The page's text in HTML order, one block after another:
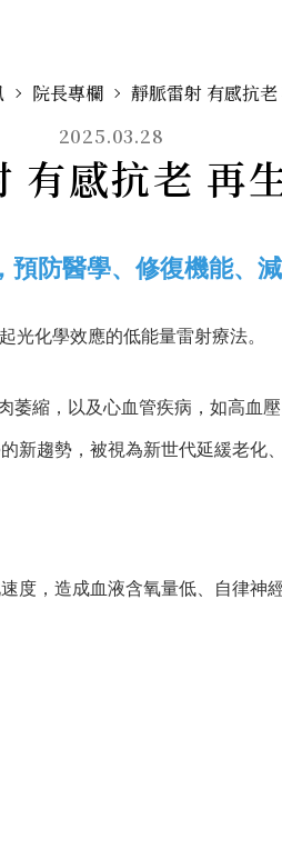
院長專欄
靜脈雷射 有感抗
2025.03.28
有感抗老 再
預防醫學、修復機能、
光化學效應的低能量雷射療法。
萎縮，以及心血管疾病，如高血
新趨勢，被視為新世代延緩老化
度，造成血液含氧量低、自律神